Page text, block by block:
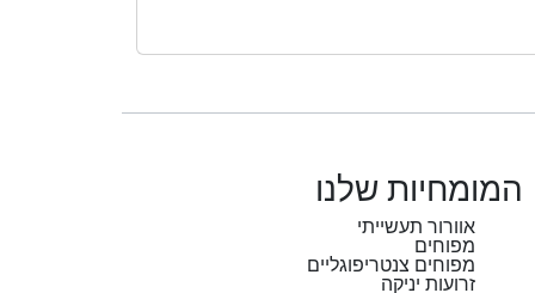
המומחיות שלנו
אוורור תעשייתי
מפוחים
מפוחים צנטריפוגליים
זרועות יניקה